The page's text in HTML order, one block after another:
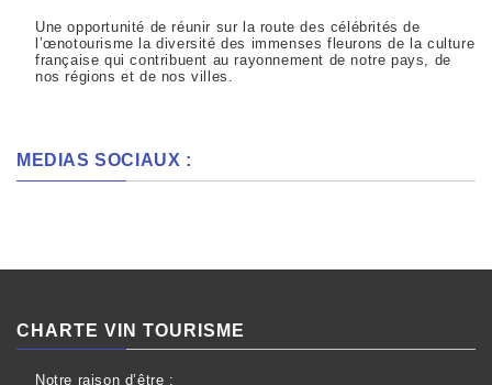
Une opportunité de réunir sur la route des célébrités de
l’œnotourisme la diversité des immenses fleurons de la culture
française qui contribuent au rayonnement de notre pays, de
nos régions et de nos villes.
MEDIAS SOCIAUX :
CHARTE VIN TOURISME
Notre raison d’être :